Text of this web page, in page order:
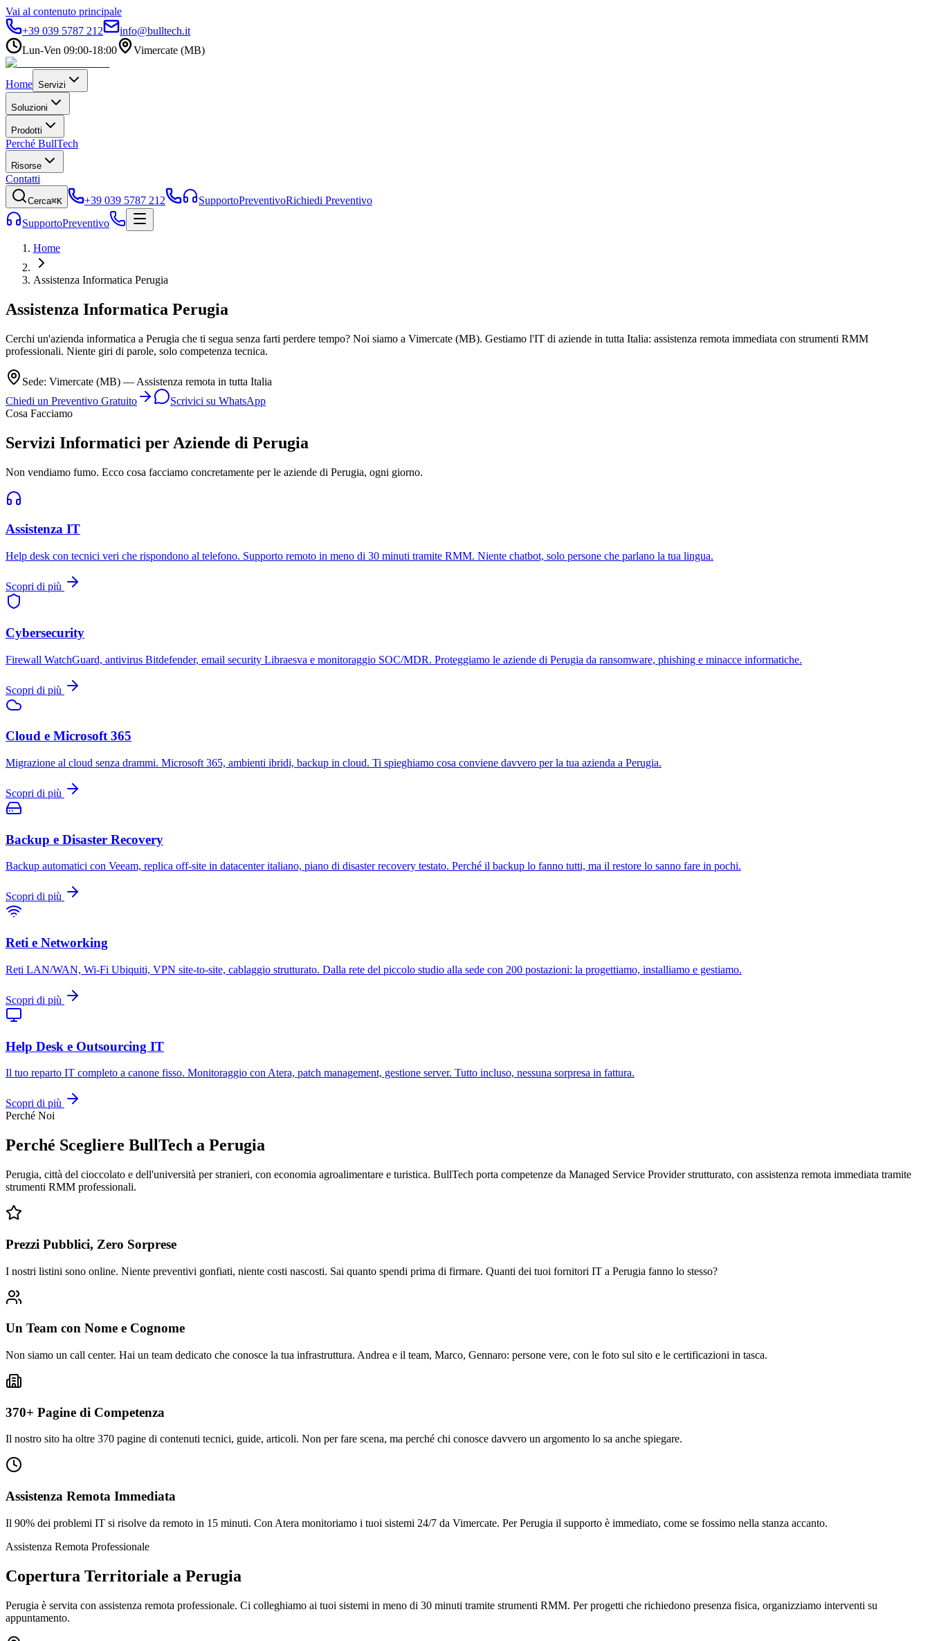
Vai al contenuto principale
+39 039 5787 212
info@bulltech.it
Lun-Ven 09:00-18:00
Vimercate (MB)
Home Servizi
Soluzioni
Prodotti
Perché BullTech
Risorse
Contatti
Cerca⌘K +39 039 5787 212 SupportoPreventivoRichiedi Preventivo
SupportoPreventivo
Home
Assistenza Informatica Perugia
Assistenza Informatica Perugia
Cerchi un'azienda informatica a Perugia che ti segua senza farti perdere tempo? Noi siamo a Vimercate (MB). Gestiamo l'IT di aziende in tutta Italia: assistenza remota immediata con strumenti RMM
professionali. Niente giri di parole, solo competenza tecnica.
Sede: Vimercate (MB) — Assistenza remota in tutta Italia
Chiedi un Preventivo Gratuito
Scrivici su WhatsApp
Cosa Facciamo
Servizi Informatici per Aziende di Perugia
Non vendiamo fumo. Ecco cosa facciamo concretamente per le aziende di Perugia, ogni giorno.
Assistenza IT
Help desk con tecnici veri che rispondono al telefono. Supporto remoto in meno di 30 minuti tramite RMM. Niente chatbot, solo persone che parlano la tua lingua.
Scopri di più
Cybersecurity
Firewall WatchGuard, antivirus Bitdefender, email security Libraesva e monitoraggio SOC/MDR. Proteggiamo le aziende di Perugia da ransomware, phishing e minacce informatiche.
Scopri di più
Cloud e Microsoft 365
Migrazione al cloud senza drammi. Microsoft 365, ambienti ibridi, backup in cloud. Ti spieghiamo cosa conviene davvero per la tua azienda a Perugia.
Scopri di più
Backup e Disaster Recovery
Backup automatici con Veeam, replica off-site in datacenter italiano, piano di disaster recovery testato. Perché il backup lo fanno tutti, ma il restore lo sanno fare in pochi.
Scopri di più
Reti e Networking
Reti LAN/WAN, Wi-Fi Ubiquiti, VPN site-to-site, cablaggio strutturato. Dalla rete del piccolo studio alla sede con 200 postazioni: la progettiamo, installiamo e gestiamo.
Scopri di più
Help Desk e Outsourcing IT
Il tuo reparto IT completo a canone fisso. Monitoraggio con Atera, patch management, gestione server. Tutto incluso, nessuna sorpresa in fattura.
Scopri di più
Perché Noi
Perché Scegliere BullTech a Perugia
Perugia, città del cioccolato e dell'università per stranieri, con economia agroalimentare e turistica. BullTech porta competenze da Managed Service Provider strutturato, con assistenza remota immediata tramite
strumenti RMM professionali.
Prezzi Pubblici, Zero Sorprese
I nostri listini sono online. Niente preventivi gonfiati, niente costi nascosti. Sai quanto spendi prima di firmare. Quanti dei tuoi fornitori IT a Perugia fanno lo stesso?
Un Team con Nome e Cognome
Non siamo un call center. Hai un team dedicato che conosce la tua infrastruttura. Andrea e il team, Marco, Gennaro: persone vere, con le foto sul sito e le certificazioni in tasca.
370+ Pagine di Competenza
Il nostro sito ha oltre 370 pagine di contenuti tecnici, guide, articoli. Non per fare scena, ma perché chi conosce davvero un argomento lo sa anche spiegare.
Assistenza Remota Immediata
Il 90% dei problemi IT si risolve da remoto in 15 minuti. Con Atera monitoriamo i tuoi sistemi 24/7 da Vimercate. Per Perugia il supporto è immediato, come se fossimo nella stanza accanto.
Assistenza Remota Professionale
Copertura Territoriale a Perugia
Perugia è servita con assistenza remota professionale. Ci colleghiamo ai tuoi sistemi in meno di 30 minuti tramite strumenti RMM. Per progetti che richiedono presenza fisica, organizziamo interventi su
appuntamento.